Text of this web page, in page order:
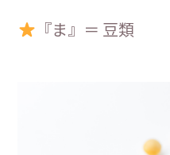
『ま』＝ 豆類